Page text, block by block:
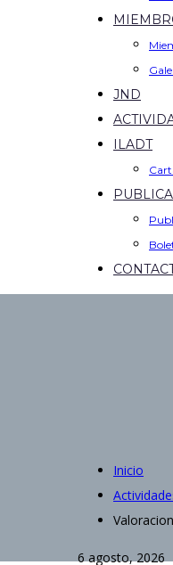
JND
ILADT
Inicio
6 agosto, 2026